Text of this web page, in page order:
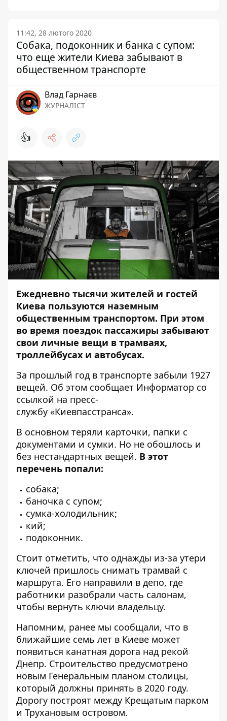
11:42, 28 лютого 2020
Собака, подоконник и банка с супом:
что еще жители Киева забывают в
общественном транспорте
Влад Гарнаєв
ЖУРНАЛІСТ
👍
Ежедневно тысячи жителей и гостей
Киева пользуются наземным
общественным транспортом. При этом
во время поездок пассажиры забывают
свои личные вещи в трамваях,
троллейбусах и автобусах.
За прошлый год в транспорте забыли 1927
вещей. Об этом сообщает Информатор со
ссылкой на пресс-
службу «Киевпасстранса».
В основном теряли карточки, папки с
документами и сумки. Но не обошлось и
без нестандартных вещей. В этот
перечень попали:
собака;
баночка с супом;
сумка-холодильник;
кий;
подоконник.
Стоит отметить, что однажды из-за утери
ключей пришлось снимать трамвай с
маршрута. Его направили в депо, где
работники разобрали часть салонам,
чтобы вернуть ключи владельцу.
Напомним, ранее мы сообщали, что в
ближайшие семь лет в Киеве может
появиться канатная дорога над рекой
Днепр. Строительство предусмотрено
новым Генеральным планом столицы,
который должны принять в 2020 году.
Дорогу построят между Крещатым парком
и Трухановым островом.